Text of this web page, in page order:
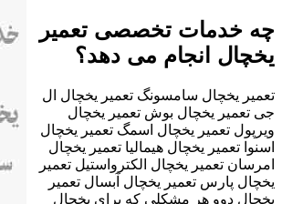
چه خدمات تخصصی تعمیر
یخچال انجام می دهد؟
تعمیر یخچال سامسونگ تعمیر یخچال ال
جی تعمیر یخچال بوش تعمیر یخچال
ویرپول تعمیر یخچال اسمگ تعمیر یخچال
اسنوا تعمیر یخچال هیمالیا تعمیر یخچال
امرسان تعمیر یخچال الکترواستیل تعمیر
یخچال پارس تعمیر یخچال آبسال تعمیر
یخچال دوو هر مشکلی که برای یخچال